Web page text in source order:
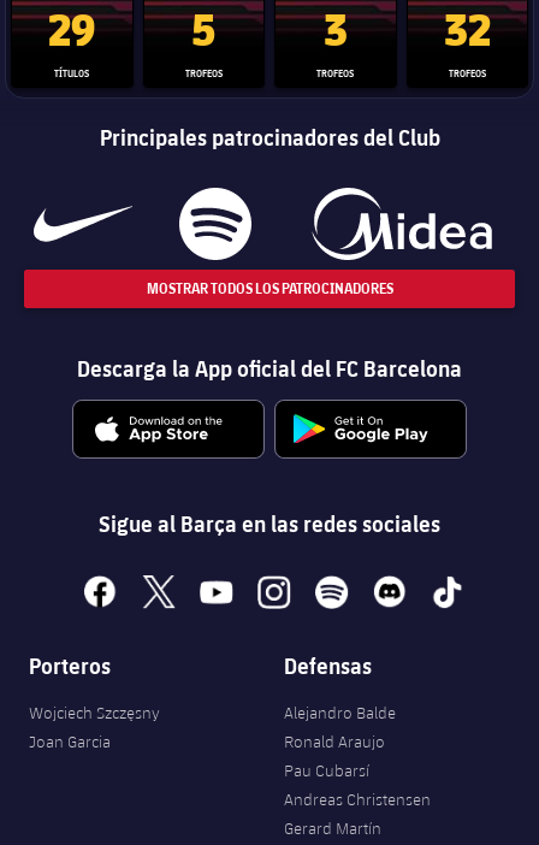
29
TÍTULOS
5
TROFEOS
3
TROFEOS
32
TROFEOS
Principales patrocinadores del Club
MOSTRAR TODOS LOS PATROCINADORES
Descarga la App oficial del FC Barcelona
Sigue al Barça en las redes sociales
facebook
x youtubeinstagramspotify discord tiktok
Porteros
Wojciech Szczęsny
Joan Garcia
Defensas
Alejandro Balde
Ronald Araujo
Pau Cubarsí
Andreas Christensen
Gerard Martín